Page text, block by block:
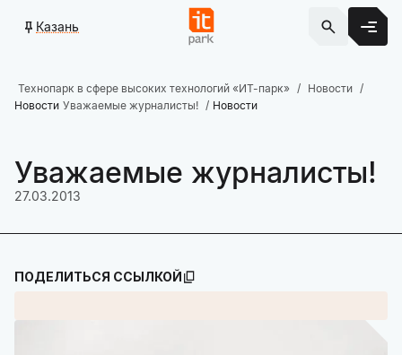
Казань
Технопарк в сфере высоких технологий «ИТ-парк»
Новости
Новости Уважаемые журналисты! Новости
Уважаемые журналисты!
27.03.2013
ПОДЕЛИТЬСЯ ССЫЛКОЙ